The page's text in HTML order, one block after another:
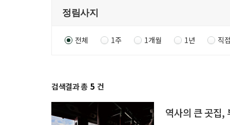
전체 1주 1개월 1년 직
검색결과 총 5 건
역사의 큰 곳집,